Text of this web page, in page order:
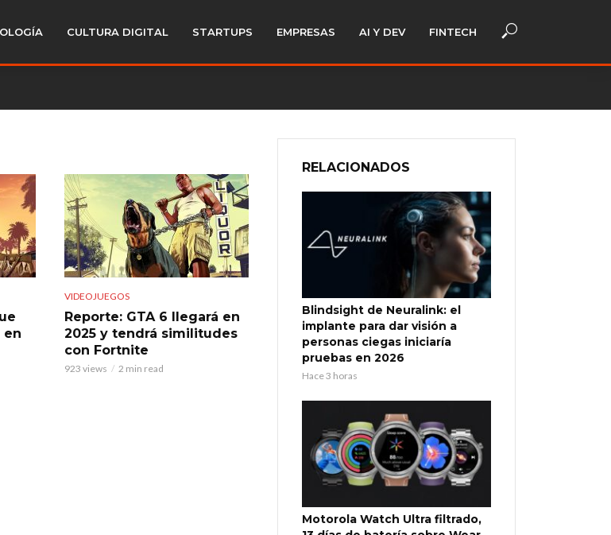
CULTURA DIGITAL STARTUPS EMPRESAS AI Y DEV FINTECH
en
VIDEOJUEGOS
Reporte: GTA 6 llegará en
2025 y tendrá similitudes
con Fortnite
923 views 2 min read
RELACIONADOS
Blindsight de Neuralink: el
implante para dar visión a
personas ciegas iniciaría
pruebas en 2026
Hace 3 horas
Motorola Watch Ultra filtrado,